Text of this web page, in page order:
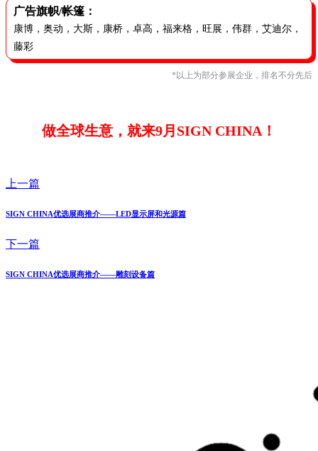
广告旗帜/帐篷：
康博，奥动，大斯，康桥，卓高，福来格，旺展，伟群，艾迪尔，
藤彩
*以上为部分参展企业，排名不分先后
做全球生意，就来9月SIGN CHINA！
上一篇
SIGN CHINA优选展商推介——LED显示屏和光源篇
下一篇
SIGN CHINA优选展商推介——雕刻设备篇